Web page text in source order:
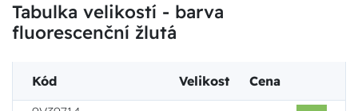
Tabulka velikostí - barva
fluorescenční žlutá
Kód Velikost
Cena